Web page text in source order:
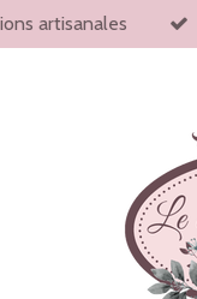
artisanales